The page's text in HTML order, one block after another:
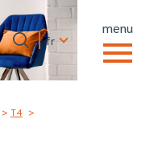
menu
Langue
fr0
fr
T4